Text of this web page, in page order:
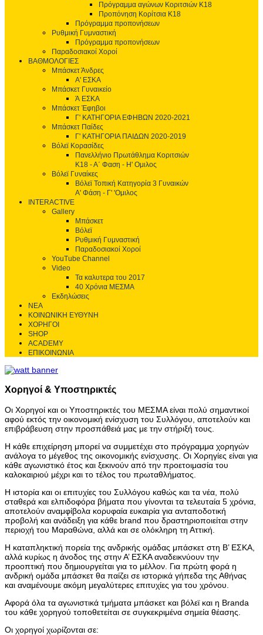
Πρόγραμμα αγώνων Κοριτσιών Κ18
Προπόνηση Κορίτσια Κ18
Πρόγραμμα προπονήσεων
Ρυθμική Γυμναστική
Πρόγραμμα προπονήσεων
Παραδοσιακοί Χοροί
ΒΑΘΜΟΛΟΓΙΕΣ
Μπάσκετ Άνδρες
Α' ΕΣΚΑ
Μπάσκετ Γυναικείο
Ά ΕΣΚΑ
Μπάσκετ Έφηβοι
Γ' ΚΑΤΗΓΟΡΙΑ ΕΦΗΒΩΝ 2020-2021
Μπάσκετ Παίδες
Γ' ΚΑΤΗΓΟΡΙΑ ΠΑΙΔΩΝ 2020-2019
Βόλεϊ Κορασίδες
Πανελλήνιο Πρωτάθλημα Κοριτσιών
Κ18 - Α΄ Φαση - H' Ομιλος
Βόλεϊ Γυναίκες
Βόλεϊ Τοπική Κατηγορία 3 Γυναικών
Α' Φάση - Γ' 'Ομιλος
INTERACTIVE
Gallery
Μπάσκετ
Βόλεϊ
Ρυθμική Γυμναστική
Παραδοσιακοί Χοροί
YouTube Channel
Video
Τα καλυτερα του 2017
40 Χρόνια ΜΕΣΜΑ
Εκδηλώσεις
ΝΕΑ
ΚΟΙΝΩΝΙΚΗ ΕΥΘΥΝΗ
ΧΟΡΗΓΟΙ
SHOP
ACADEMY
ΕΠΙΚΟΙΝΩΝΙΑ
Χορηγοί & Υποστηρικτές
Οι Χορηγοί και οι Υποστηρικτές του ΜΕΣΜΑ είναι πολύ σημαντικοί
αφού εκτός την οικονομική ενίσχυση του Συλλόγου, αποτελούν και
επιβράβευση στην προσπάθειά μας με την στήριξή τους.
Η κάθε επιχείρηση μπορεί να συμμετέχει στο πρόγραμμα χορηγών
ανάλογα το μέγεθος της οικονομικής ενίσχυσης. Οι Χορηγίες είναι για
κάθε αγωνιστικό έτος και ξεκινούν από την προετοιμασία του
καλοκαιριού μέχρι και το τέλος του πρωταθλήματος.
Η ιστορία και οι επιτυχίες του Συλλόγου καθώς και τα νέα, πολύ
σταθερά και ελπιδοφόρα βήματα που γίνονται τα τελευταία 5 χρόνια,
αποτελούν αναμφίβολα κορυφαία ευκαιρία για ανταποδοτική
προβολή και ανάδειξη για κάθε brand που δραστηριοποιείται στην
περιοχή του Μαραθώνα, αλλά και σε ολόκληρη τη Αττική.
Η καταπληκτική πορεία της ανδρικής ομάδας μπάσκετ στη Β’ ΕΣΚΑ,
αλλά κυρίως η άνοδος της στην Α’ ΕΣΚΑ αναδεικνύουν την
προοπτική που δημιουργείται για το μέλλον. Για πρώτη φορά η
ανδρική ομάδα μπάσκετ θα παίζει σε ιστορικά γήπεδα της Αθήνας
και αναμένουμε ακόμη μεγαλύτερες επιτυχίες για του χρόνου.
Αφορά όλα τα αγωνιστικά τμήματα μπάσκετ και βόλεϊ και η Branda
του κάθε χορηγού τοποθετείται σε συγκεκριμένα σημεία θέασης.
Οι χορηγοί χωρίζονται σε: